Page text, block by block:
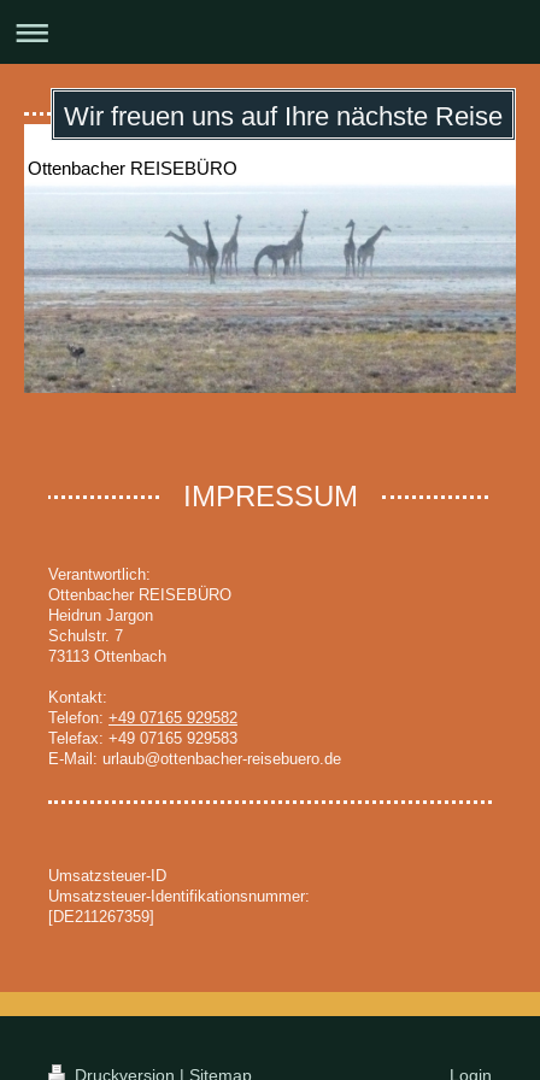
Wir freuen uns auf Ihre nächste Reise
Ottenbacher REISEBÜRO
IMPRESSUM
Verantwortlich:
Ottenbacher REISEBÜRO
Heidrun Jargon
Schulstr. 7
73113 Ottenbach
Kontakt:
Telefon:+49 07165 929582
Telefax:+49 07165 929583
E-Mail:urlaub@ottenbacher-reisebuero.de
Umsatzsteuer-ID
Umsatzsteuer-Identifikationsnummer:
[DE211267359]
Druckversion | Sitemap Login